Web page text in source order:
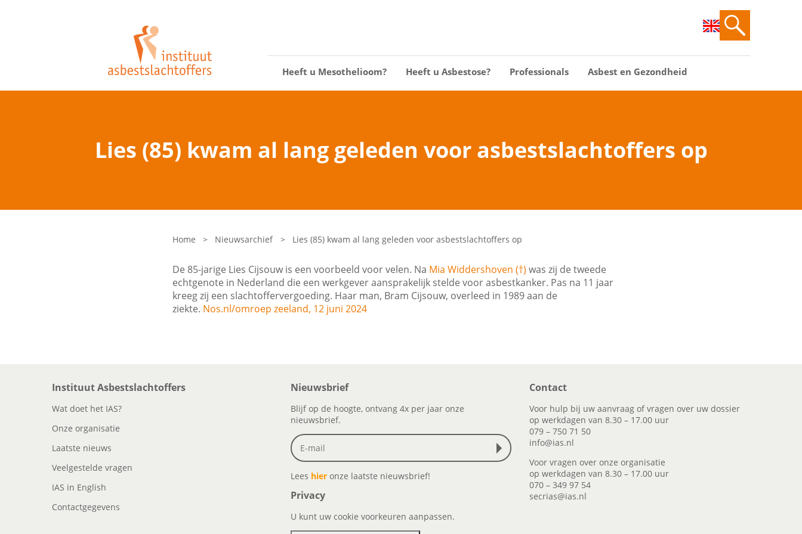
Heeft u Mesothelioom? Heeft u Asbestose? Professionals Asbest en Gezondheid
Lies (85) kwam al lang geleden voor asbestslachtoffers op
Home > Nieuwsarchief > Lies (85) kwam al lang geleden voor asbestslachtoffers op
De 85-jarige Lies Cijsouw is een voorbeeld voor velen. Na Mia Widdershoven (†) was zij de tweede
echtgenote in Nederland die een werkgever aansprakelijk stelde voor asbestkanker. Pas na 11 jaar
kreeg zij een slachtoffervergoeding. Haar man, Bram Cijsouw, overleed in 1989 aan de
ziekte. Nos.nl/omroep zeeland, 12 juni 2024
Instituut Asbestslachtoffers
Wat doet het IAS?
Onze organisatie
Laatste nieuws
Veelgestelde vragen
IAS in English
Contactgegevens
Nieuwsbrief
Blijf op de hoogte, ontvang 4x per jaar onze
nieuwsbrief.
Lees hier onze laatste nieuwsbrief!
Privacy
U kunt uw cookie voorkeuren aanpassen.
Contact
Voor hulp bij uw aanvraag of vragen over uw dossier
op werkdagen van 8.30 – 17.00 uur
079 – 750 71 50
info@ias.nl
Voor vragen over onze organisatie
op werkdagen van 8.30 – 17.00 uur
070 – 349 97 54
secrias@ias.nl